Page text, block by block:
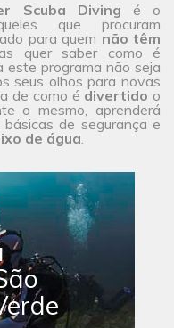
Scuba Diving é o
que procuram
para quem não têm
quer saber como é
este programa não seja
seus olhos para novas
de como é divertido o
o mesmo, aprenderá
de segurança e
de água.